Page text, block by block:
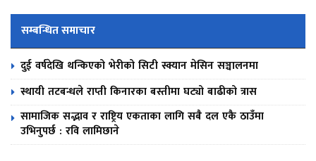
सम्बन्धित समाचार
दुई वर्षदेखि थन्किएको भेरीको सिटी स्क्यान मेसिन सञ्चालनमा
स्थायी तटबन्धले राप्ती किनारका बस्तीमा घट्यो बाढीको त्रास
सामाजिक सद्भाव र राष्ट्रिय एकताका लागि सबै दल एकै ठाउँमा
उभिनुपर्छ : रवि लामिछाने